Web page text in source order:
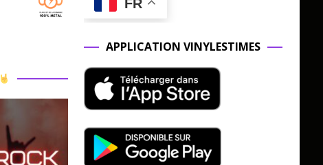
FR
APPLICATION VINYLESTIMES